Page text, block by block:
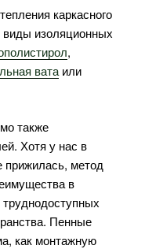
каркасного
изоляционных
,
вата или
также
Хотя у нас в
прижилась, метод
в
Пенные
как монтажную